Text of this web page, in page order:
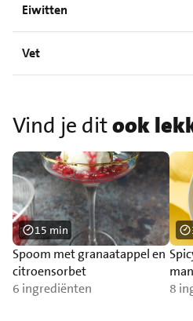
Eiwitten
Vet
Vind je ditook
Spoom met granaatappel en
citroensorbet
6 ingrediënten
15 min
8